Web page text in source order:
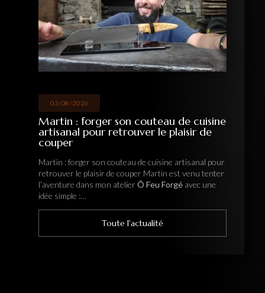
03/08/2026
Martin : forger son couteau de cuisine
artisanal pour retrouver le plaisir de
couper
Martin : forger son couteau de cuisine artisanal pour
retrouver le plaisir de couper Martin est venu tenter
l’aventure dans mon atelierÔ Feu Forgé avec une
idée simple :…
Toute l'actualité